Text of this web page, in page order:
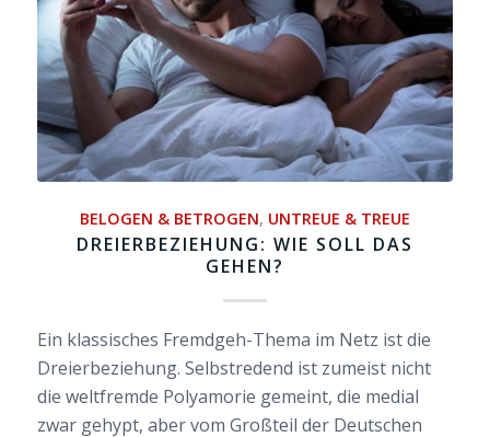
BELOGEN & BETROGEN, UNTREUE & TREUE
DREIERBEZIEHUNG: WIE SOLL DAS
GEHEN?
Ein klassisches Fremdgeh-Thema im Netz ist die
Dreierbeziehung. Selbstredend ist zumeist nicht
die weltfremde Polyamorie gemeint, die medial
zwar gehypt, aber vom Großteil der Deutschen